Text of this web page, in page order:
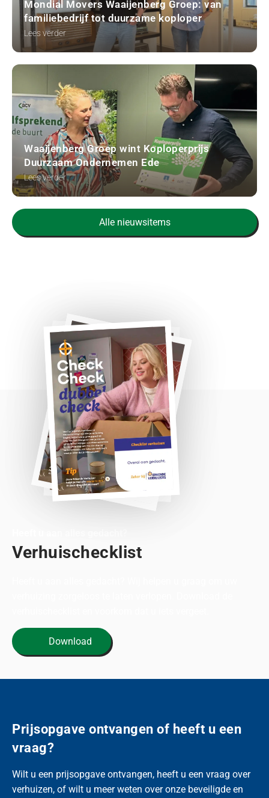
Mondial Movers Waaijenberg Groep: van
familiebedrijf tot duurzame koploper
Lees verder
Waaijenberg Groep wint Koploperprijs
Duurzaam Ondernemen Ede
Lees verder
Alle nieuwsitems
Verhuischecklist
Download
Prijsopgave ontvangen of heeft u een
vraag?
Wilt u een prijsopgave ontvangen, heeft u een vraag over
verhuizen, of wilt u meer weten over onze beveiligde en